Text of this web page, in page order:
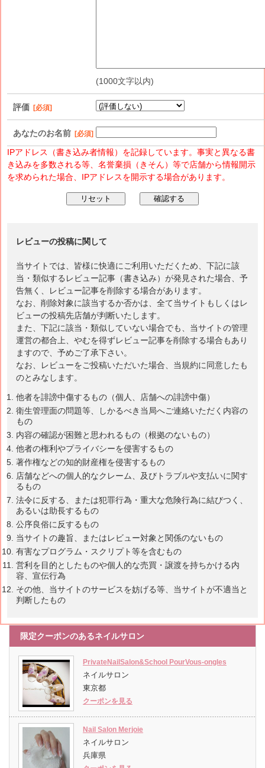
(1000文字以内)
評価 [必須]
あなたのお名前 [必須]
IPアドレス（書き込み者情報）を記録しています。事実と異なる書
き込みを多数される等、名誉棄損（きそん）等で店舗から情報開示
を求められた場合、IPアドレスを開示する場合があります。
レビューの投稿に関して
当サイトでは、皆様に快適にご利用いただくため、下記に該
当・類似するレビュー記事（書き込み）が発見された場合、予
告無く、レビュー記事を削除する場合があります。
なお、削除対象に該当するか否かは、全て当サイトもしくはレ
ビューの投稿先店舗が判断いたします。
また、下記に該当・類似していない場合でも、当サイトの管理
運営の都合上、やむを得ずレビュー記事を削除する場合もあり
ますので、予めご了承下さい。
なお、レビューをご投稿いただいた場合、当規約に同意したも
のとみなします。
他者を誹謗中傷するもの（個人、店舗への誹謗中傷）
衛生管理面の問題等、しかるべき当局へご連絡いただく内容の
もの
内容の確認が困難と思われるもの（根拠のないもの）
他者の権利やプライバシーを侵害するもの
著作権などの知的財産権を侵害するもの
店舗などへの個人的なクレーム、及びトラブルや支払いに関す
るもの
法令に反する、または犯罪行為・重大な危険行為に結びつく、
あるいは助長するもの
公序良俗に反するもの
当サイトの趣旨、またはレビュー対象と関係のないもの
有害なプログラム・スクリプト等を含むもの
営利を目的としたものや個人的な売買・譲渡を持ちかける内
容、宣伝行為
その他、当サイトのサービスを妨げる等、当サイトが不適当と
判断したもの
限定クーポンのあるネイルサロン
PrivateNailSalon&School PourVous-ongles
ネイルサロン
東京都
クーポンを見る
Nail Salon Merjoie
ネイルサロン
兵庫県